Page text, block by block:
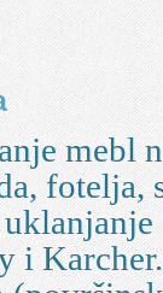
mebl
fotelja,
i